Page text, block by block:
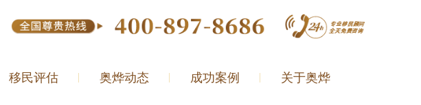
移民评估 奥烨动态 成功案例 关于奥烨